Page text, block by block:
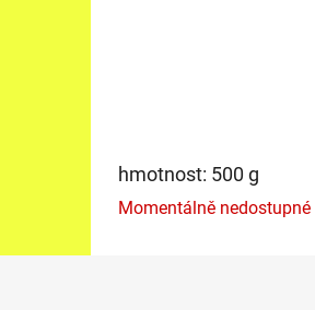
hmotnost: 500 g
Momentálně nedostupné